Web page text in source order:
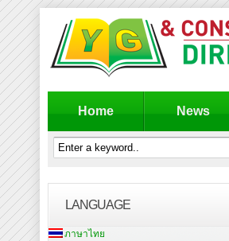
Home News
LANGUAGE
ภาษาไทย